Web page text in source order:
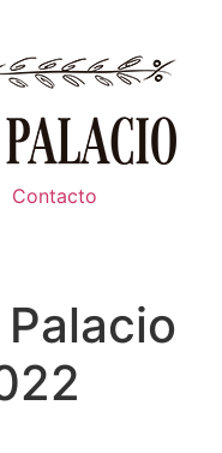
Contacto